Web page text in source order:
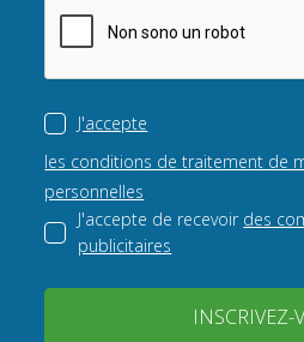
J'accepte
les conditions de traitement de
personnelles
J'accepte de recevoir des
publicitaires
INSCRIVEZ-